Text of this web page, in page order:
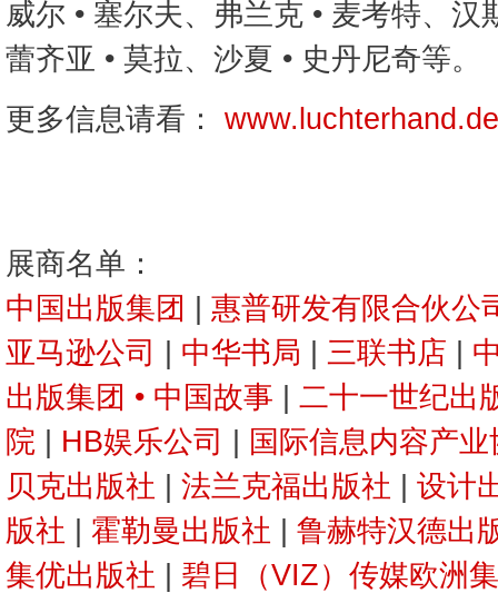
威尔 • 塞尔夫、弗兰克 • 麦考特、汉
蕾齐亚 • 莫拉、沙夏 • 史丹尼奇等。
更多信息请看： www.luchterhand.de
展商名单：
中国出版集团
惠普研发有限合伙公
亚马逊公司
中华书局 三联书店
出版集团 • 中国故事
二十一世纪出
院
HB娱乐公司
国际信息内容产业
贝克出版社
法兰克福出版社
设计
版社
霍勒曼出版社
鲁赫特汉德出
集优出版社
碧日（VIZ）传媒欧洲